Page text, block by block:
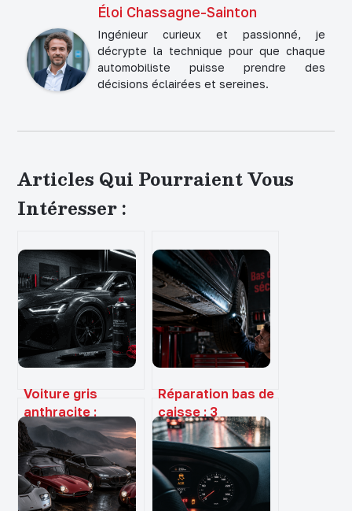
Éloi Chassagne-Sainton
Ingénieur curieux et passionné, je
décrypte la technique pour que chaque
automobiliste puisse prendre des
décisions éclairées et sereines.
Articles Qui Pourraient Vous
Intéresser :
Voiture gris
anthracite :
choisir, entretenir
et sublimer la
teinte de
référence
Réparation bas de
caisse : 3
méthodes pour
valider votre
contrôle
technique